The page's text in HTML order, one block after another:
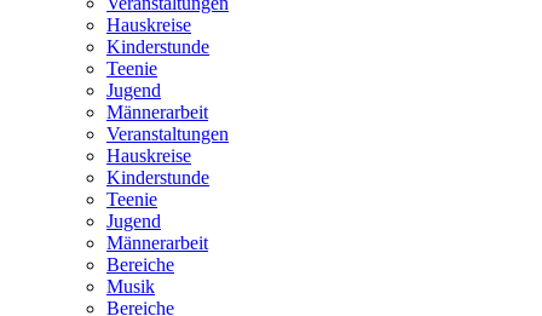
Hauskreise
Kinderstunde
Teenie
Jugend
Männerarbeit
Veranstaltungen
Hauskreise
Kinderstunde
Teenie
Jugend
Männerarbeit
Bereiche
Musik
Bereiche